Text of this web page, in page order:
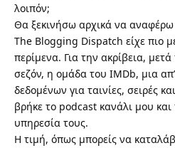
λοιπόν;
Θα ξεκινήσω αρχικά να
The Blogging Dispatch είχε πιο
περίμενα. Για την ακρίβεια,
σεζόν, η ομάδα του IMDb, μια
δεδομένων για ταινίες, σειρές
βρήκε το podcast κανάλι μου
υπηρεσία τους.
Η τιμή, όπως μπορείς να